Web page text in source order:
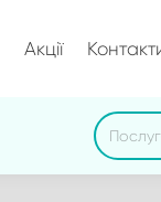
Акції
Search: